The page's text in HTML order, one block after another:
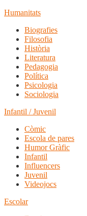
Humanitats
Biografies
Filosofia
Història
Literatura
Pedagogia
Política
Psicologia
Sociologia
Infantil / Juvenil
Còmic
Escola de pares
Humor Gràfic
Infantil
Influencers
Juvenil
Videojocs
Escolar